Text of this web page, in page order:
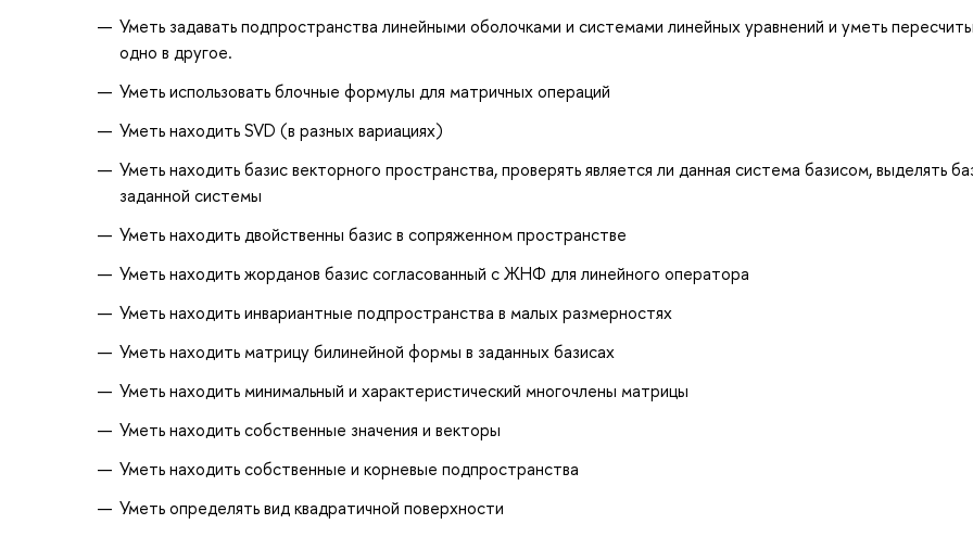
Уметь задавать подпространства линейными оболочками и системами линейных уравнений и уметь
одно в другое.
Уметь использовать блочные формулы для матричных операций
Уметь находить SVD (в разных вариациях)
Уметь находить базис векторного пространства, проверять является ли данная система базисом, выделять
заданной системы
Уметь находить двойственны базис в сопряженном пространстве
Уметь находить жорданов базис согласованный с ЖНФ для линейного оператора
Уметь находить инвариантные подпространства в малых размерностях
Уметь находить матрицу билинейной формы в заданных базисах
Уметь находить минимальный и характеристический многочлены матрицы
Уметь находить собственные значения и векторы
Уметь находить собственные и корневые подпространства
Уметь определять вид квадратичной поверхности